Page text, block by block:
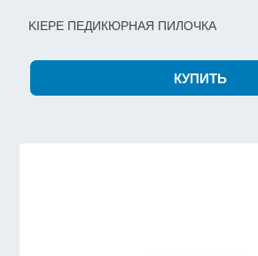
KIEPE ПЕДИКЮРНАЯ ПИЛОЧКА